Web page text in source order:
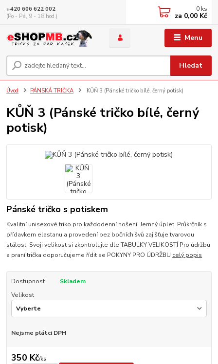
Menu
Hledat
+420 606 622 002
(Po - Pá, 9 - 18 hod.)
0 ks
za 0,00 Kč
Úvod PÁNSKÁ TRIČKA KŮŇ 3 (Pánské tričko bílé, černý potisk)
KŮŇ 3 (Pánské tričko bílé, černý
potisk)
Pánské tričko s potiskem
Kvalitní unisexové triko pro každodenní nošení. Jemný úplet. Průkrčník s
přídavkem elastanu a provedení bez bočních švů zajišťuje tvarovou
stálost. Svoji velikost si zkontrolujte dle TABULKY VELIKOSTÍ Pro údržbu
a praní trička doporučujeme řídit se POKYNY PRO ÚDRŽBU celý popis
Dostupnost
Skladem
Velikost
Nejsme plátci DPH
350 Kč/ks